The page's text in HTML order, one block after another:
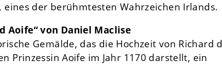
eines der berühmtesten Wahrzeichen Irlands.
Aoife“ von Daniel Maclise
Gemälde, das die Hochzeit von Richard
Prinzessin Aoife im Jahr 1170 darstellt, ein